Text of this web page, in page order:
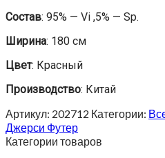
Состав: 95% — Vi ,5% — Sp.
Ширина: 180 см
Цвет: Красный
Производство: Китай
Артикул: 202712 Категории:
Джерси Футер
Категории товаров